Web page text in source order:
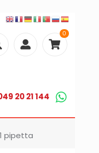
0
20 21 144
pipetta